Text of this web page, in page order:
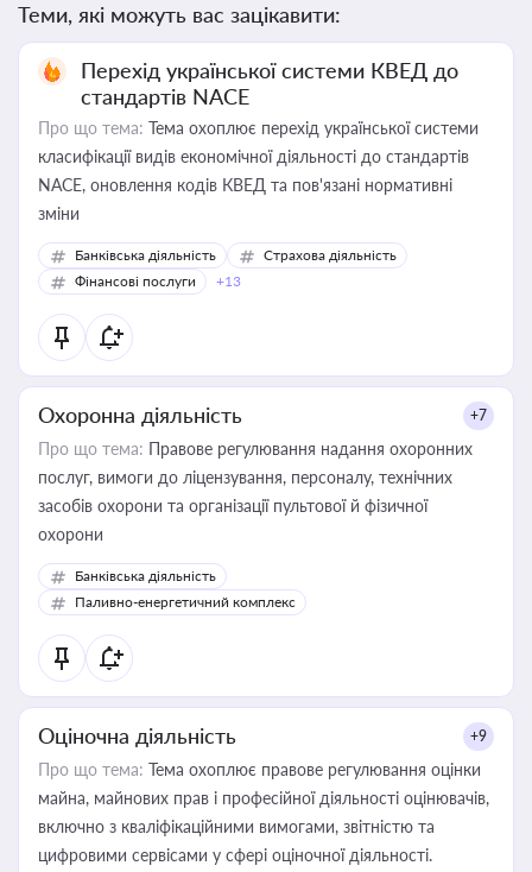
Теми, які можуть вас зацікавити:
Перехід української системи КВЕД до
стандартів NACE
Про що тема: Тема охоплює перехід української системи
класифікації видів економічної діяльності до стандартів
NACE, оновлення кодів КВЕД та пов'язані нормативні
зміни
Банківська діяльність
Страхова діяльність
Фінансові послуги
+13
Охоронна діяльність +7
Про що тема: Правове регулювання надання охоронних
послуг, вимоги до ліцензування, персоналу, технічних
засобів охорони та організації пультової й фізичної
охорони
Банківська діяльність
Паливно-енергетичний комплекс
Оціночна діяльність +9
Про що тема: Тема охоплює правове регулювання оцінки
майна, майнових прав і професійної діяльності оцінювачів,
включно з кваліфікаційними вимогами, звітністю та
цифровими сервісами у сфері оціночної діяльності.